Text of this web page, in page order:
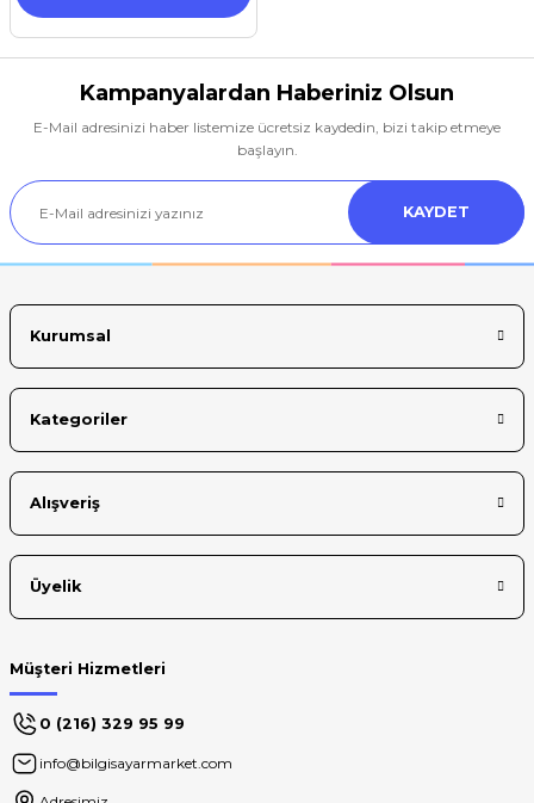
Kampanyalardan Haberiniz Olsun
E-Mail adresinizi haber listemize ücretsiz kaydedin, bizi takip etmeye
başlayın.
KAYDET
Kurumsal
Kategoriler
Alışveriş
Üyelik
Müşteri Hizmetleri
0 (216) 329 95 99
info@bilgisayarmarket.com